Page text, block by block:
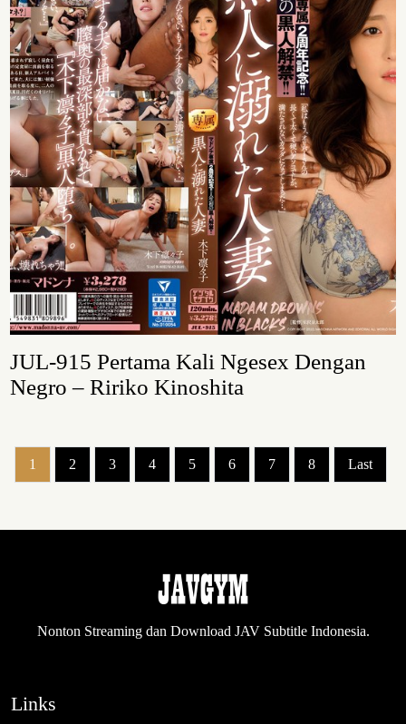
JUL-915 Pertama Kali Ngesex Dengan
Negro – Ririko Kinoshita
1 2 3 4 5 6 7 8 Last
Nonton Streaming dan Download JAV Subtitle Indonesia.
Links